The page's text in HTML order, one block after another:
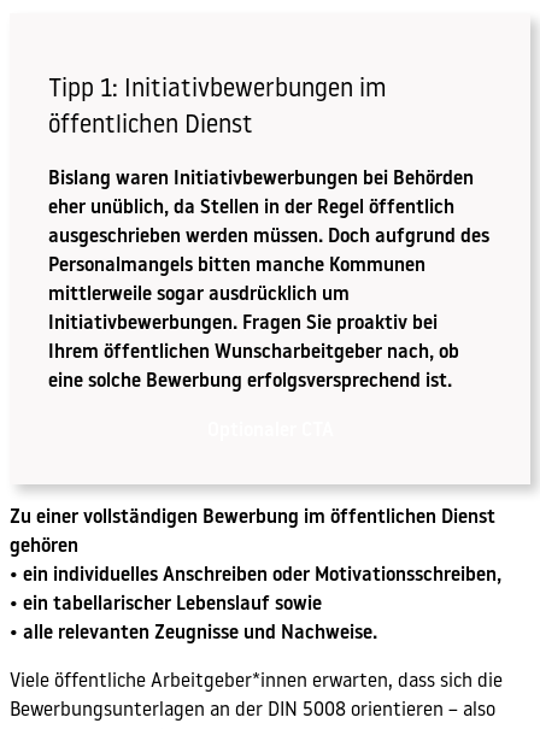
Tipp 1: Initiativbewerbungen im
öffentlichen Dienst
Bislang waren Initiativbewerbungen bei Behörden
eher unüblich, da Stellen in der Regel öffentlich
ausgeschrieben werden müssen. Doch aufgrund des
Personalmangels bitten manche Kommunen
mittlerweile sogar ausdrücklich um
Initiativbewerbungen. Fragen Sie proaktiv bei
Ihrem öffentlichen Wunscharbeitgeber nach, ob
eine solche Bewerbung erfolgsversprechend ist.
Zu einer vollständigen Bewerbung im öffentlichen Dienst
gehören
• ein individuelles Anschreiben oder Motivationsschreiben,
• ein tabellarischer Lebenslauf sowie
• alle relevanten Zeugnisse und Nachweise.
Viele öffentliche Arbeitgeber*innen erwarten, dass sich die
Bewerbungsunterlagen an der DIN 5008 orientieren – also